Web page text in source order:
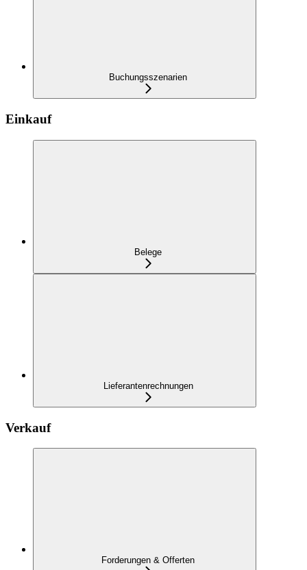
Buchungsszenarien
Einkauf
Belege
Lieferantenrechnungen
Verkauf
Forderungen & Offerten